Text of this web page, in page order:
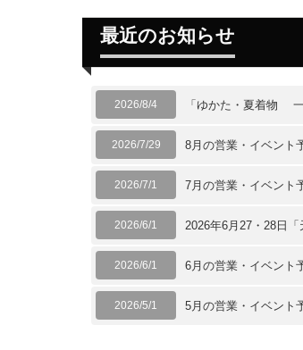
最近のお知らせ
2026/8/4 「ゆかた・夏着物
2026/7/29 8月の営業・イベント
2026/7/1 7月の営業・イベント
2026/6/1 2026年6月27・28日
2026/6/1 6月の営業・イベント
2026/5/1 5月の営業・イベント